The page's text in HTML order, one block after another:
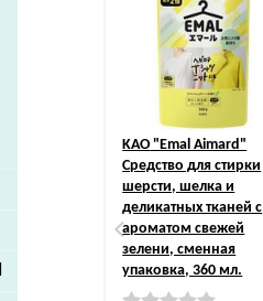
KAO"Emal Aimard"
Средство для стирки
шерсти, шелка и
деликатных тканей с
ароматом свежей
зелени, сменная
упаковка, 360 мл.